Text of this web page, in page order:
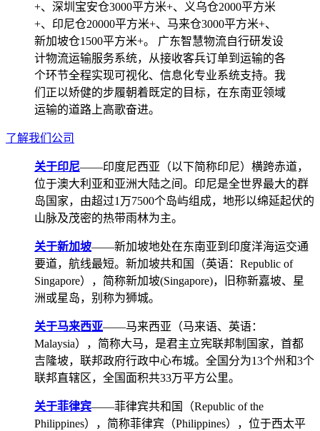
+、深圳宝安仓3000平方米+、义乌仓2000平方米
+、印尼仓20000平方米+、马来仓3000平方米+、
新加坡仓1500平方米+。 广东智慧物流自行研发设
计物流运输服务系统，从接收客兵订单到运输的各
个环节全程实现可视化、信息化专业系统支持。我
们正以矫健的步履朝着既定的目标，在东南亚领域
运输的道路上高歌奋进。
了解我们公司
关于印尼——印度尼西亚（以下简称印尼）横跨赤道，
位于澳大利亚和亚洲大陆之间。印尼是全世界最大的群
岛国家，由超过1万7500个岛屿组成，地形以绵延起伏的
山脉及茂密的热带雨林为主。
关于新加坡——新加坡地处在东南亚到印度洋海运交通
要道，航线最短。新加坡共和国（英语：Republic of
Singapore），简称新加坡(Singapore)，旧称新嘉坡、星
洲或星岛，别称为狮城。
关于马来西亚——马来西亚（马来语、英语：
Malaysia），简称大马，是君主立宪联邦制国家，首都
吉隆坡，联邦政府行政中心布城。全国分为13个州和3个
联邦直辖区，全国面积共33万平方公里。
关于菲律宾——菲律宾共和国（Republic of the
Philippines），简称菲律宾（Philippines），位于西太平